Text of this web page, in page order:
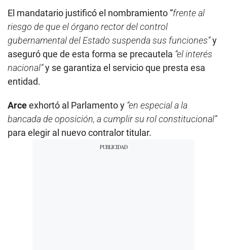
El mandatario justificó el nombramiento “frente al
riesgo de que el órgano rector del control
gubernamental del Estado suspenda sus funciones”y
aseguró que de esta forma se precautela “el interés
nacional”y se garantiza el servicio que presta esa
entidad.
Arceexhortó al Parlamento y “en especial a la
bancada de oposición, a cumplir su rol constitucional”
para elegir al nuevo contralor titular.